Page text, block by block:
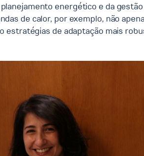
energético e da
de calor, por exemplo, não
estratégias de adaptação mais